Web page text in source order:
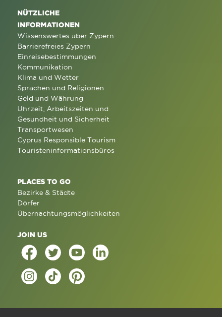
NÜTZLICHE
INFORMATIONEN
Wissenswertes über Zypern
Barrierefreies Zypern
Einreisebestimmungen
Kommunikation
Klima und Wetter
Sprachen und Religionen
Geld und Währung
Uhrzeit, Arbeitszeiten und
Gesundheit und Sicherheit
Transportwesen
Cyprus Responsible Tourism
Touristeninformationsbüros
PLACES TO GO
Bezirke & Städte
Dörfer
Übernachtungsmöglichkeiten
JOIN US